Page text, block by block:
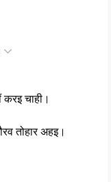
करइ चाही।
तोहार अहइ।